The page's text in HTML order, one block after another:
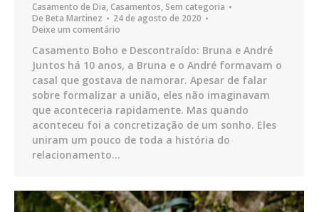
Casamento de Dia,Casamentos,Sem categoria
De Beta Martinez
24 de agosto de 2020
Deixe um comentário
Casamento Boho e Descontraído: Bruna e André
Juntos há 10 anos, a Bruna e o André formavam o
casal que gostava de namorar. Apesar de falar
sobre formalizar a união, eles não imaginavam
que aconteceria rapidamente. Mas quando
aconteceu foi a concretização de um sonho. Eles
uniram um pouco de toda a história do
relacionamento…